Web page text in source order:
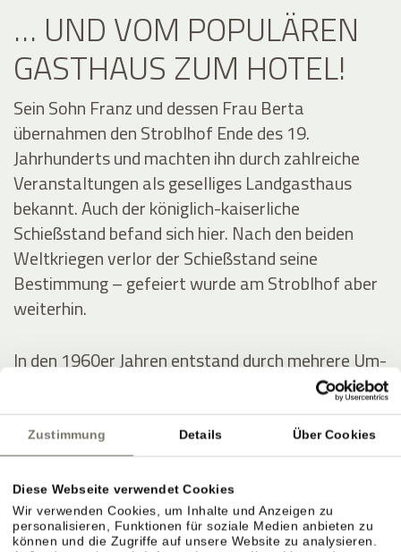
Zustimmung Details Über Cookies
Diese Webseite verwendet Cookies
Wir verwenden Cookies, um Inhalte und Anzeigen zu
personalisieren, Funktionen für soziale Medien anbieten zu
können und die Zugriffe auf unsere Website zu analysieren.
… UND VOM POPULÄREN
GASTHAUS ZUM HOTEL!
Sein Sohn Franz und dessen Frau Berta
übernahmen den Stroblhof Ende des 19.
Jahrhunderts und machten ihn durch zahlreiche
Veranstaltungen als geselliges Landgasthaus
bekannt. Auch der königlich-kaiserliche
Schießstand befand sich hier. Nach den beiden
Weltkriegen verlor der Schießstand seine
Bestimmung – gefeiert wurde am Stroblhof aber
weiterhin.
In den 1960er Jahren entstand durch mehrere Um-
und Zubauten das erste Hotel mit Freibad im
Überetsch. Der junge Erbe Josef Hanni-Ausserer
baute 1972 das erste Hallenbad der Region,
errichtete zwei Tennisplätze und intensivierte die
Weinproduktion.